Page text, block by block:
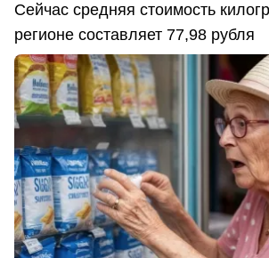
Сейчас средняя стоимость
регионе составляет 77,98 рубля